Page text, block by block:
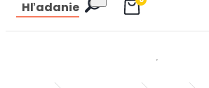
Hľadanie